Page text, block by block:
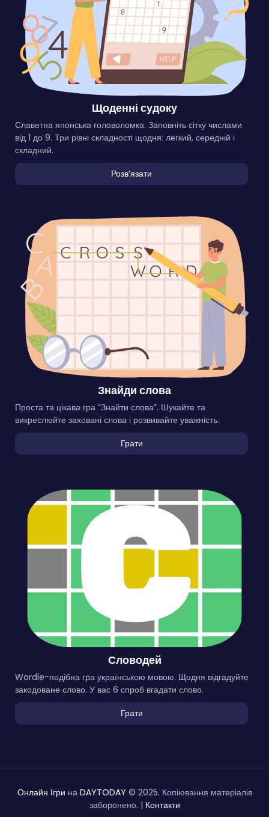
Щоденні судоку
Славетна японська головоломка. Заповніть сітку числами
від 1 до 9. Три рівні складності щодня: легкий, середній і
складний.
Розвʼязати
Знайди слова
Проста та цікава гра “Знайти слова”. Шукайте та
викреслюйте заховані слова і розвивайте уважність.
Грати
Словодей
Wordle-подібна гра українською мовою. Щодня відгадуйте
закодоване слово. У вас 6 спроб вгадати слово.
Грати
Онлайн Ігри на DAYTODAY © 2025. Копіювання матеріалів
заборонено. | Контакти